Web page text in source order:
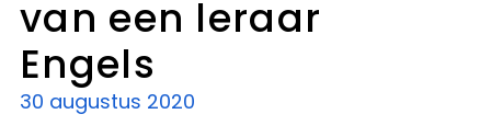
van een leraar
Engels
30 augustus 2020